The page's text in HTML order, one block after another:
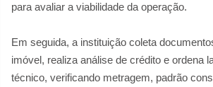
para avaliar a viabilidade da operação.
Em seguida, a instituição coleta
imóvel, realiza análise de crédito e ordena
técnico, verificando metragem, padrão